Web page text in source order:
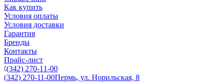
Как купить
Условия оплаты
Условия доставки
Гарантия
Бренды
Контакты
Прайс-лист
(342) 270-11-00
(342) 270-11-00Пермь, ул. Норильская, 8